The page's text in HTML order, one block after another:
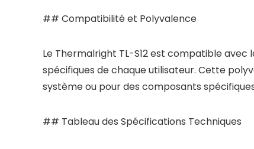
## Compatibilité et Polyvalence
Le Thermalright TL-S12 est compatible
spécifiques de chaque utilisateur. Cette
système ou pour des composants
## Tableau des Spécifications Techniques